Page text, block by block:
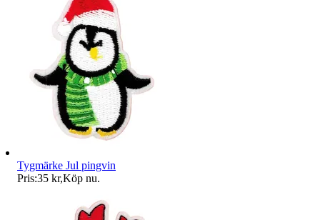
Tygmärke Jul pingvin
Pris:35 kr,Köp nu.